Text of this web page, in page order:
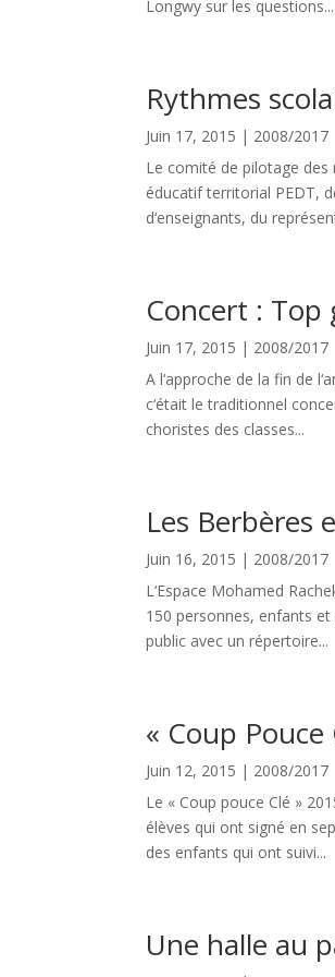
Longwy sur les questions...
Rythmes
Juin 17, 2015 | 2008/2017
Le comité de pilotage des
éducatif territorial PEDT,
d‘enseignants, du
Concert : Top
Juin 17, 2015 | 2008/2017
A l‘approche de la fin de
c‘était le traditionnel
choristes des classes...
Les Berbères
Juin 16, 2015 | 2008/2017
L‘Espace Mohamed
150 personnes, enfants
public avec un répertoire...
« Coup
Juin 12, 2015 | 2008/2017
Le « Coup pouce Clé »
élèves qui ont signé en
des enfants qui ont suivi...
Une halle au